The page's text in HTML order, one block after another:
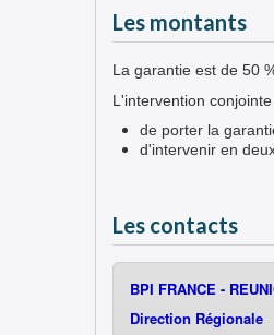
Les montants
La garantie est de 50
L'intervention
de porter la
d'intervenir en
Les contacts
BPI FRANCE -
Direction Régionale